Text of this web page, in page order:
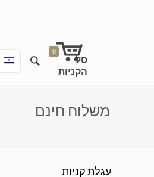
0
משלוח חינם
עגלת קניות